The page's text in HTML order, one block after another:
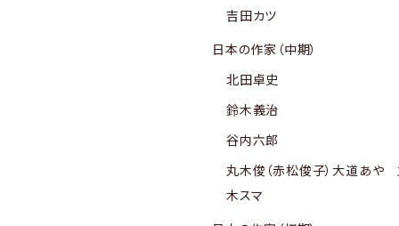
吉田カツ
日本の作家（中期）
北田卓史
鈴木義治
谷内六郎
丸木俊（赤松俊子）大道あや
木スマ